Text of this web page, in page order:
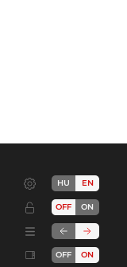
HU EN
OFF ON
OFF ON